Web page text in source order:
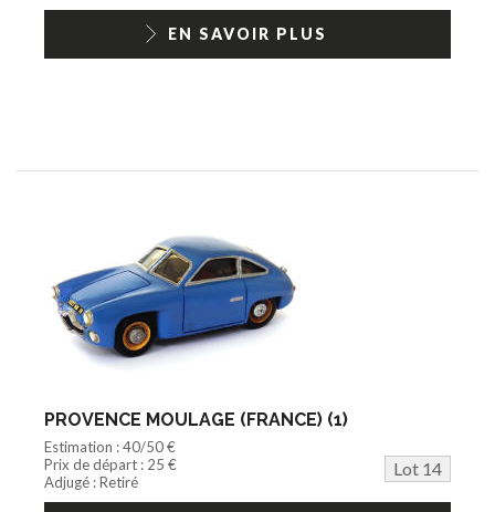
EN SAVOIR PLUS
PROVENCE MOULAGE (FRANCE) (1)
Estimation : 40/50 €
Prix de départ : 25 €
Lot 14
Adjugé : Retiré